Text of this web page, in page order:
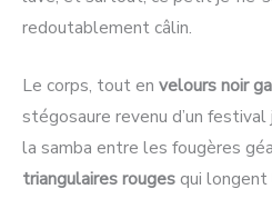
redoutablement câlin.
Le corps, tout en velours noir
stégosaure revenu d’un
la samba entre les fougères
triangulaires rouges qui longent